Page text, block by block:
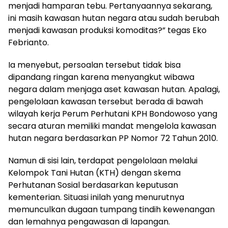
menjadi hamparan tebu. Pertanyaannya sekarang,
ini masih kawasan hutan negara atau sudah berubah
menjadi kawasan produksi komoditas?” tegas Eko
Febrianto.
Ia menyebut, persoalan tersebut tidak bisa
dipandang ringan karena menyangkut wibawa
negara dalam menjaga aset kawasan hutan. Apalagi,
pengelolaan kawasan tersebut berada di bawah
wilayah kerja Perum Perhutani KPH Bondowoso yang
secara aturan memiliki mandat mengelola kawasan
hutan negara berdasarkan PP Nomor 72 Tahun 2010.
Namun di sisi lain, terdapat pengelolaan melalui
Kelompok Tani Hutan (KTH) dengan skema
Perhutanan Sosial berdasarkan keputusan
kementerian. Situasi inilah yang menurutnya
memunculkan dugaan tumpang tindih kewenangan
dan lemahnya pengawasan di lapangan.